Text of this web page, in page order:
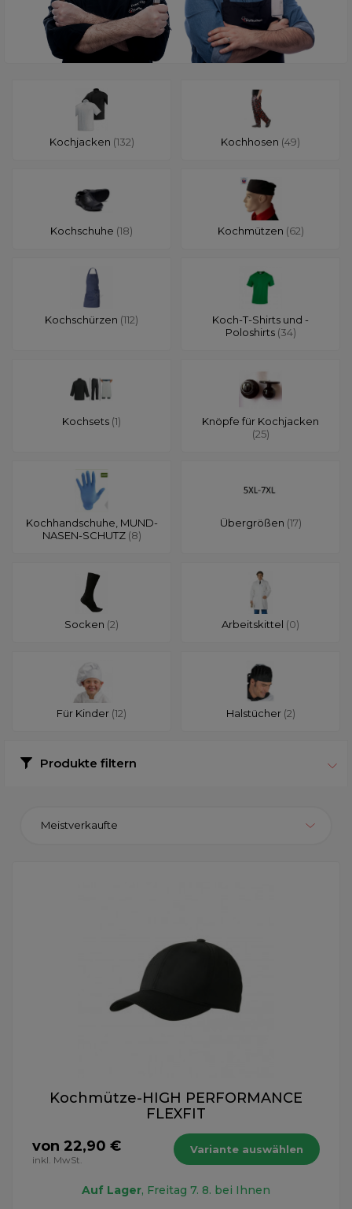
Kochjacken (132) Kochhosen (49)
Kochschuhe (18) Kochmützen (62)
Kochschürzen (112)
Koch-T-Shirts und -
Poloshirts (34)
Kochsets (1)
Knöpfe für Kochjacken
(25)
Kochhandschuhe, MUND-
NASEN-SCHUTZ (8)
Übergrößen (17)
Socken (2) Arbeitskittel (0)
Für Kinder (12) Halstücher (2)
Produkte filtern
Meistverkaufte
Kochmütze-HIGH PERFORMANCE
FLEXFIT
von 22,90 €
inkl. MwSt.
Variante auswählen
Auf Lager, Freitag 7. 8. bei Ihnen